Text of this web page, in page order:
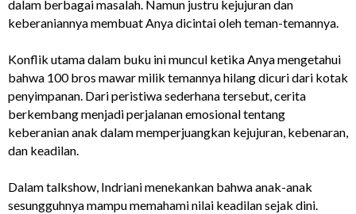
dalam berbagai masalah. Namun justru kejujuran dan
keberaniannya membuat Anya dicintai oleh teman-temannya.
Konflik utama dalam buku ini muncul ketika Anya mengetahui
bahwa 100 bros mawar milik temannya hilang dicuri dari kotak
penyimpanan. Dari peristiwa sederhana tersebut, cerita
berkembang menjadi perjalanan emosional tentang
keberanian anak dalam memperjuangkan kejujuran, kebenaran,
dan keadilan.
Dalam talkshow, Indriani menekankan bahwa anak-anak
sesungguhnya mampu memahami nilai keadilan sejak dini.